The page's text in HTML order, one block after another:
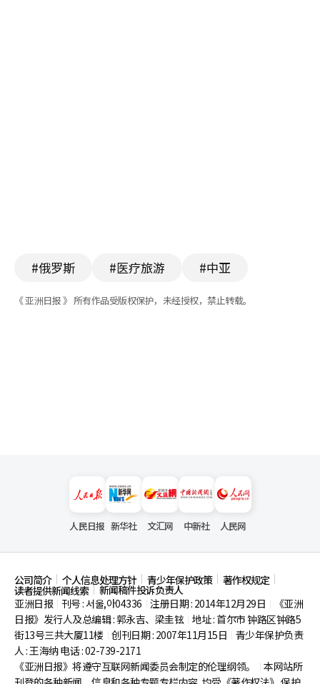
#俄罗斯 #医疗旅游 #中亚
《 亚洲日报 》 所有作品受版权保护，未经授权，禁止转载。
人民日报 新华社 文汇网 中新社 人民网
公司简介 个人信息处理方针 青少年保护政策 著作权规定
读者提供新闻线索
新闻稿件投诉负责人
亚洲日报
刊号 : 서울,아04336 注册日期 : 2014年12月29日
《亚洲
日报》发行人及总编辑 : 郭永吉、梁圭铉 地址 : 首尔市钟路区钟路5
街13号三共大厦11楼 创刊日期 : 2007年11月15日
青少年保护负责
人 : 王海纳 电话 : 02-739-2171
《亚洲日报》将遵守互联网新闻委员会制定的伦理纲领。
本网站所